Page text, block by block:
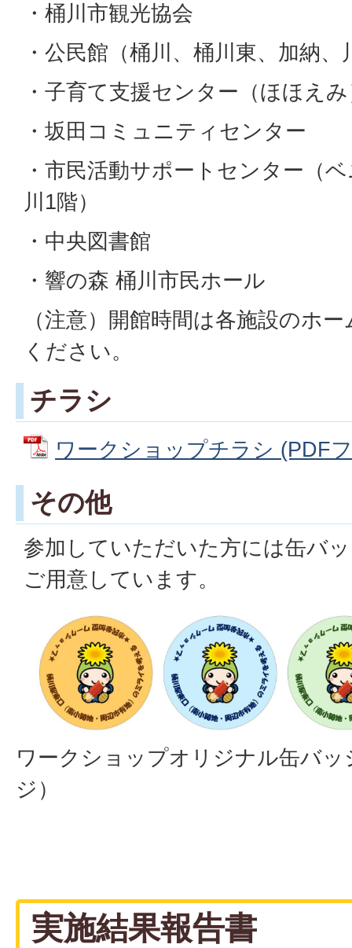
・桶川市観光協会
・公民館（桶川、桶川東、加納、
・子育て支援センター（ほほえ
・坂田コミュニティセンター
・市民活動サポートセンター（
川1階）
・中央図書館
・響の森 桶川市民ホール
（注意）開館時間は各施設のホ
ください。
チラシ
ワークショップチラシ (PDF
その他
参加していただいた方には缶バ
ご用意しています。
ワークショップオリジナル缶バ
ジ）
実施結果報告書